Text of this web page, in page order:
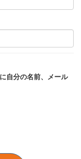
自分の名前、メール